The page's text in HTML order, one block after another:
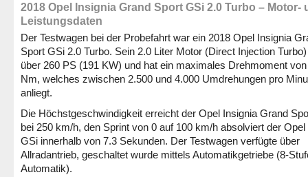
2018 Opel Insignia Grand Sport GSi 2.0 Turbo – Motor-
Leistungsdaten
Der Testwagen bei der Probefahrt war ein 2018 Opel Insignia
Sport GSi 2.0 Turbo. Sein 2.0 Liter Motor (Direct Injection
über 260 PS (191 KW) und hat ein maximales Drehmoment
Nm, welches zwischen 2.500 und 4.000 Umdrehungen pro
anliegt.
Die Höchstgeschwindigkeit erreicht der Opel Insignia Grand
bei 250 km/h, den Sprint von 0 auf 100 km/h absolviert der Opel
GSi innerhalb von 7.3 Sekunden. Der Testwagen verfügte über
Allradantrieb, geschaltet wurde mittels Automatikgetriebe (8-
Automatik).